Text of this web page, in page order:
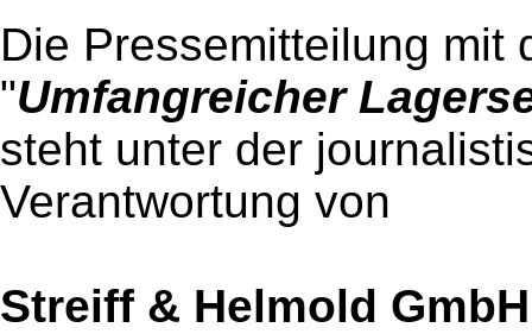
Die Pressemitteilung mit
"Umfangreicher
steht unter der
Verantwortung von
Streiff & Helmold GmbH